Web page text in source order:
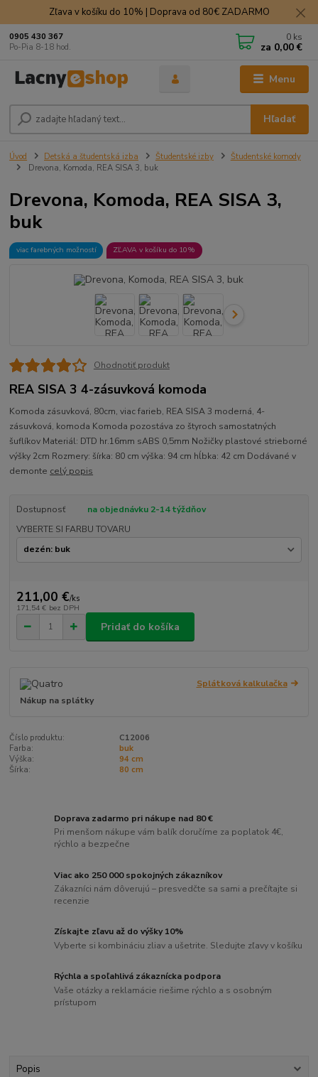
Zľava v košíku do 10% | Doprava od 80€ ZADARMO
Menu
Hľadať
0905 430 367
Po-Pia 8-18 hod.
0 ks
za 0,00 €
Úvod Detská a študentská izba Študentské izby
Študentské komody
Drevona, Komoda, REA SISA 3, buk
Drevona, Komoda, REA SISA 3,
buk
viac farebných možností ZĽAVA v košíku do 10%
Ohodnotiť produkt
REA SISA 3 4-zásuvková komoda
Komoda zásuvková, 80cm, viac farieb, REA SISA 3 moderná, 4-
zásuvková, komoda Komoda pozostáva zo štyroch samostatných
šuflíkov Materiál: DTD hr.16mm sABS 0,5mm Nožičky plastové strieborné
výšky 2cm Rozmery: šírka: 80 cm výška: 94 cm hĺbka: 42 cm Dodávané v
demonte celý popis
Dostupnosť
na objednávku 2-14 týždňov
VYBERTE SI FARBU TOVARU
211,00 €/ks
171,54 € bez DPH
Pridať do košíka
Splátková kalkulačka
Nákup na splátky
Číslo produktu:
C12006
Farba:
buk
Výška:
94 cm
Šírka:
80 cm
Doprava zadarmo pri nákupe nad 80 €
Pri menšom nákupe vám balík doručíme za poplatok 4€,
rýchlo a bezpečne
Viac ako 250 000 spokojných zákazníkov
Zákazníci nám dôverujú – presvedčte sa sami a prečítajte si
recenzie
Získajte zľavu až do výšky 10%
Vyberte si kombináciu zliav a ušetrite. Sledujte zľavy v košíku
Rýchla a spoľahlivá zákaznícka podpora
Vaše otázky a reklamácie riešime rýchlo a s osobným
prístupom
Popis